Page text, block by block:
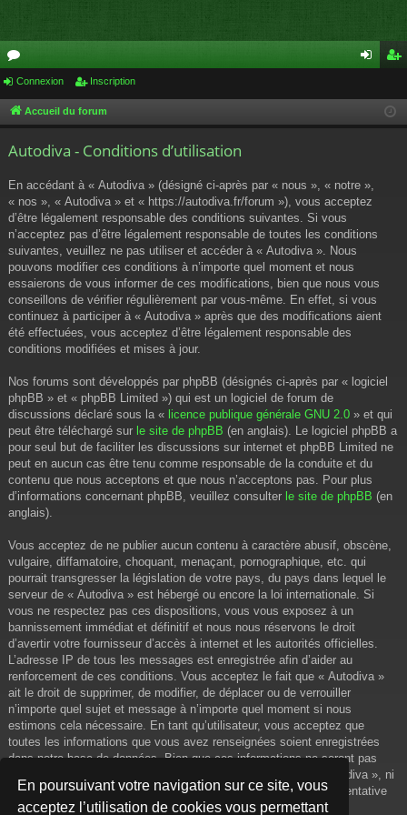
En poursuivant votre navigation sur ce site, vous
acceptez l’utilisation de cookies vous permettant
or
u cri
Connexion Inscription
Accueil du forum
Autodiva - Conditions d’utilisation
En accédant à « Autodiva » (désigné ci-après par « nous », « notre »,
« nos », « Autodiva » et « https://autodiva.fr/forum »), vous acceptez
d’être légalement responsable des conditions suivantes. Si vous
n’acceptez pas d’être légalement responsable de toutes les conditions
suivantes, veuillez ne pas utiliser et accéder à « Autodiva ». Nous
pouvons modifier ces conditions à n’importe quel moment et nous
essaierons de vous informer de ces modifications, bien que nous vous
conseillons de vérifier régulièrement par vous-même. En effet, si vous
continuez à participer à « Autodiva » après que des modifications aient
été effectuées, vous acceptez d’être légalement responsable des
conditions modifiées et mises à jour.
Nos forums sont développés par phpBB (désignés ci-après par « logiciel
phpBB » et « phpBB Limited ») qui est un logiciel de forum de
discussions déclaré sous la « licence publique générale GNU 2.0 » et qui
peut être téléchargé sur le site de phpBB (en anglais). Le logiciel phpBB a
pour seul but de faciliter les discussions sur internet et phpBB Limited ne
peut en aucun cas être tenu comme responsable de la conduite et du
contenu que nous acceptons et que nous n’acceptons pas. Pour plus
d’informations concernant phpBB, veuillez consulter le site de phpBB (en
anglais).
Vous acceptez de ne publier aucun contenu à caractère abusif, obscène,
vulgaire, diffamatoire, choquant, menaçant, pornographique, etc. qui
pourrait transgresser la législation de votre pays, du pays dans lequel le
serveur de « Autodiva » est hébergé ou encore la loi internationale. Si
vous ne respectez pas ces dispositions, vous vous exposez à un
bannissement immédiat et définitif et nous nous réservons le droit
d’avertir votre fournisseur d’accès à internet et les autorités officielles.
L’adresse IP de tous les messages est enregistrée afin d’aider au
renforcement de ces conditions. Vous acceptez le fait que « Autodiva »
ait le droit de supprimer, de modifier, de déplacer ou de verrouiller
n’importe quel sujet et message à n’importe quel moment si nous
estimons cela nécessaire. En tant qu’utilisateur, vous acceptez que
toutes les informations que vous avez renseignées soient enregistrées
dans notre base de données. Bien que ces informations ne seront pas
diffusées à une tierce partie sans votre consentement, ni « Autodiva », ni
phpBB, ne pourront être tenus comme responsables en cas de tentative
de piratage informatique visant à compromettre vos données.